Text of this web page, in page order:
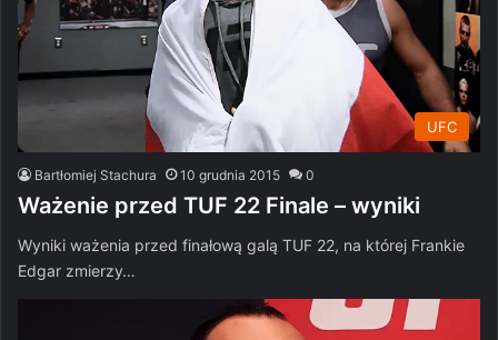
UFC
Bartłomiej Stachura 10 grudnia 2015 0
Ważenie przed TUF 22 Finale – wyniki
Wyniki ważenia przed finałową galą TUF 22, na której Frankie
Edgar zmierzy…